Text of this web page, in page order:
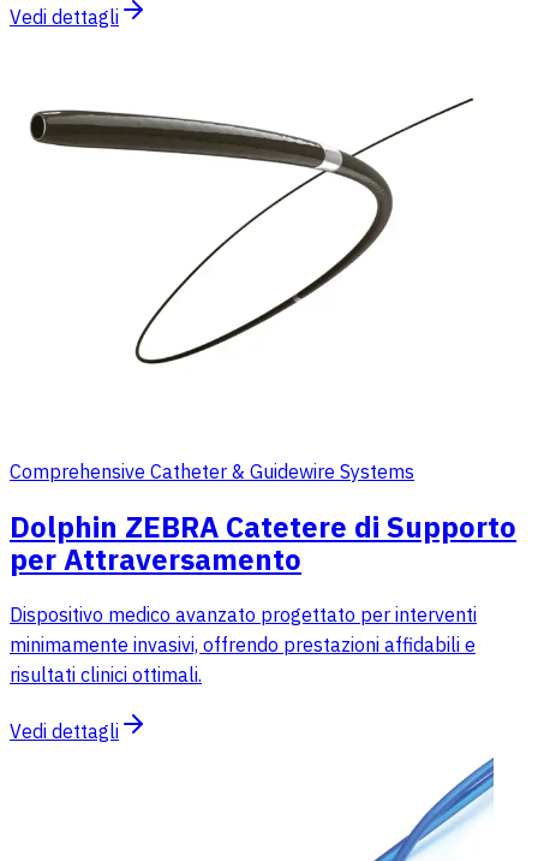
Vedi dettagli
Comprehensive Catheter & Guidewire Systems
Dolphin ZEBRA Catetere di Supporto
per Attraversamento
Dispositivo medico avanzato progettato per interventi
minimamente invasivi, offrendo prestazioni affidabili e
risultati clinici ottimali.
Vedi dettagli